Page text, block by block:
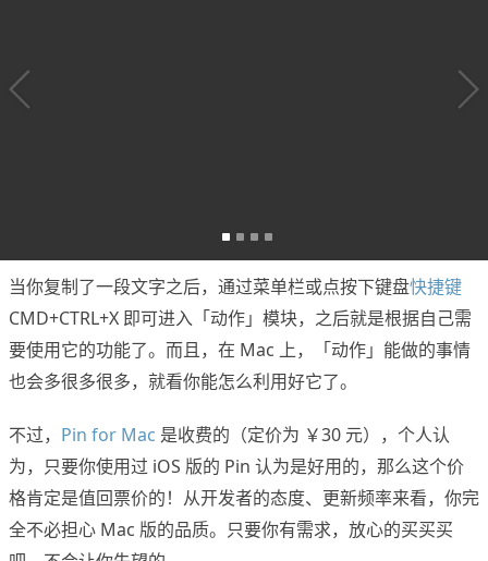
当你复制了一段文字之后，通过菜单栏或点按下键盘快捷键
CMD+CTRL+X 即可进入「动作」模块，之后就是根据自己需
要使用它的功能了。而且，在 Mac 上，「动作」能做的事情
也会多很多很多，就看你能怎么利用好它了。
不过， Pin for Mac 是收费的（定价为 ￥30 元），个人认
为，只要你使用过 iOS 版的 Pin 认为是好用的，那么这个价
格肯定是值回票价的！从开发者的态度、更新频率来看，你完
全不必担心 Mac 版的品质。只要你有需求，放心的买买买